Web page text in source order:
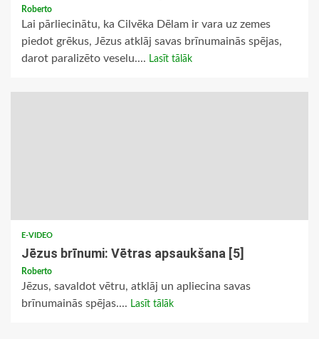
Roberto
Lai pārliecinātu, ka Cilvēka Dēlam ir vara uz zemes
piedot grēkus, Jēzus atklāj savas brīnumainās spējas,
darot paralizēto veselu.... Lasīt tālāk
E-VIDEO
Jēzus brīnumi: Vētras apsaukšana [5]
Roberto
Jēzus, savaldot vētru, atklāj un apliecina savas
brīnumainās spējas.... Lasīt tālāk